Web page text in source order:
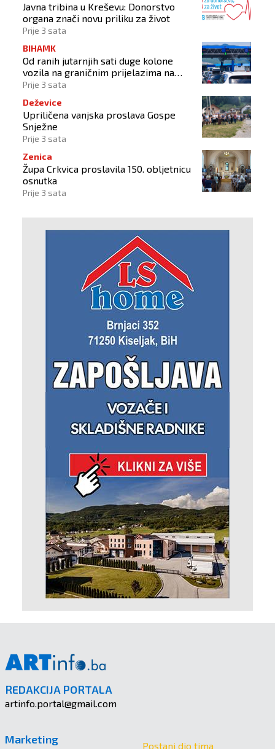
Javna tribina u Kreševu: Donorstvo
organa znači novu priliku za život
Prije 3 sata
BIHAMK
Od ranih jutarnjih sati duge kolone
vozila na graničnim prijelazima na
izlazu iz BiH
Prije 3 sata
Deževice
Upriličena vanjska proslava Gospe
Snježne
Prije 3 sata
Zenica
Župa Crkvica proslavila 150. obljetnicu
osnutka
Prije 3 sata
REDAKCIJA PORTALA
artinfo.portal@gmail.com
Marketing Postani dio tima